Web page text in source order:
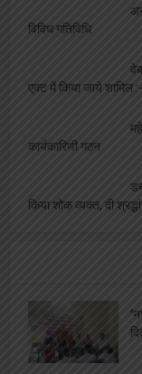
विविध गतिविधि
एक्ट में किया जाये
कार्यकारिणी गठन
किया शोक व्यक्त, दी